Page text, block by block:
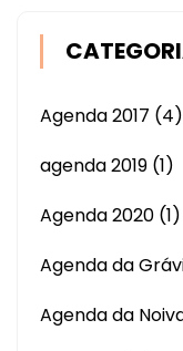
Agenda 2017 (4)
agenda 2019 (1)
Agenda 2020 (1)
Agenda da
Agenda da